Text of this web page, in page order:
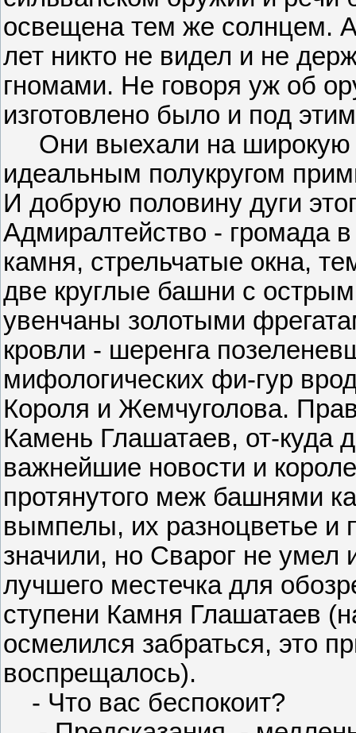
освещена тем же солнцем.
лет никто не видел и не
гномами. Не говоря уж об
изготовлено было и под
Они выехали на широкую
идеальным полукругом
И добрую половину дуги
Адмиралтейство - громада
камня, стрельчатые окна,
две круглые башни с
увенчаны золотыми
кровли - шеренга
мифологических фи-гур
Короля и Жемчуголова.
Камень Глашатаев, от-куда
важнейшие новости и
протянутого меж башнями
вымпелы, их разноцветье и
значили, но Сварог не умел
лучшего местечка для
ступени Камня Глашатаев
осмелился забраться, это
воспрещалось).
- Что вас беспокоит?